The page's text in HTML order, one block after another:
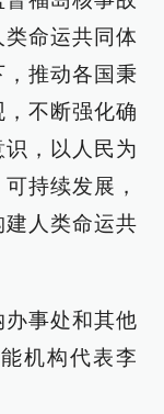
类命运共同体
推动各国秉
不断强化确
，以人民为
持续发展，
人类命运共
办事处和其他
机构代表李